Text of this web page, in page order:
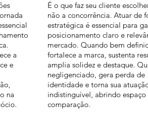
a
e
na
É o que faz seu cliente
não a concorrência. Atuar de
estratégica é essencial para
posicionamento claro e
mercado. Quando bem
fortalece a marca, sustenta
amplia solidez e destaque.
negligenciado, gera perda de
identidade e torna sua
indistinguível, abrindo espaço
comparação.